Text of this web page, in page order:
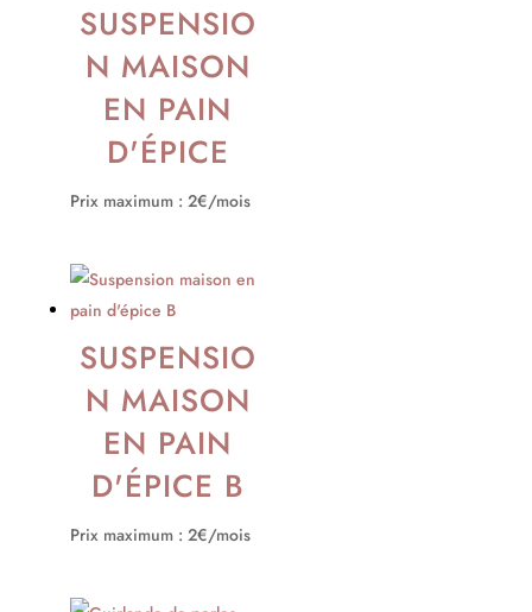
SUSPENSIO
N MAISON
EN PAIN
D'ÉPICE
Prix maximum : 2€/mois
SUSPENSIO
N MAISON
EN PAIN
D'ÉPICE B
Prix maximum : 2€/mois